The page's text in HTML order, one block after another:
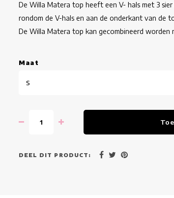
De Willa Matera top heeft een V- hals met 3
rondom de V-hals en aan de onderkant van de
De Willa Matera top kan gecombineerd
Maat
S
DEEL DIT PRODUCT: